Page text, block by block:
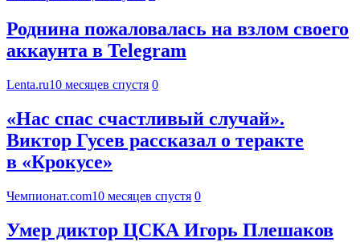
Роднина пожаловалась на взлом своего
аккаунта в Telegram
Lenta.ru10 месяцев спустя 0
«Нас спас счастливый случай».
Виктор Гусев рассказал о теракте
в «Крокусе»
Чемпионат.com10 месяцев спустя 0
Умер диктор ЦСКА Игорь Плешаков